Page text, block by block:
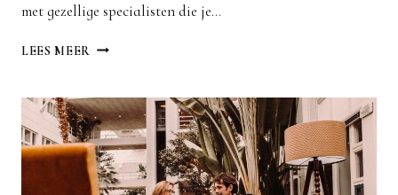
met gezellige specialisten die je…
LEES MEER ZAKELIJKE